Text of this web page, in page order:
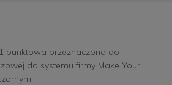
punktowa przeznaczona do
do systemu firmy Make Your